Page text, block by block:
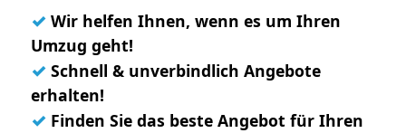
✓ Wir helfen Ihnen, wenn es um Ihren
Umzug geht!
✓ Schnell & unverbindlich Angebote
erhalten!
✓ Finden Sie das beste Angebot für Ihren